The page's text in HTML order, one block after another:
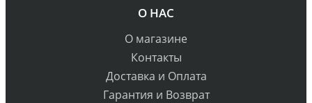
О НАС
О магазине
Контакты
Доставка и Оплата
Гарантия и Возврат